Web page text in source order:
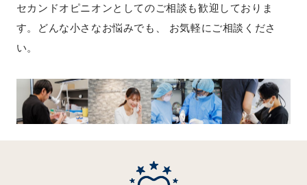
セカンドオピニオンとしてのご相談も歓迎しておりま
す。どんな小さなお悩みでも、 お気軽にご相談くださ
い。